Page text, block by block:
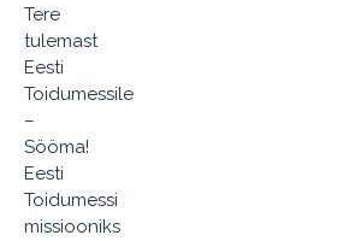
Tere
tulemast
Eesti
Toidumessile
–
Sööma!
Eesti
Toidumessi
missiooniks